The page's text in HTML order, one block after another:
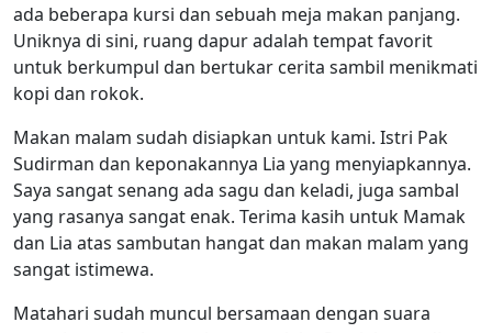
ada beberapa kursi dan sebuah meja makan panjang.
Uniknya di sini, ruang dapur adalah tempat favorit
untuk berkumpul dan bertukar cerita sambil menikmati
kopi dan rokok.
Makan malam sudah disiapkan untuk kami. Istri Pak
Sudirman dan keponakannya Lia yang menyiapkannya.
Saya sangat senang ada sagu dan keladi, juga sambal
yang rasanya sangat enak. Terima kasih untuk Mamak
dan Lia atas sambutan hangat dan makan malam yang
sangat istimewa.
Matahari sudah muncul bersamaan dengan suara